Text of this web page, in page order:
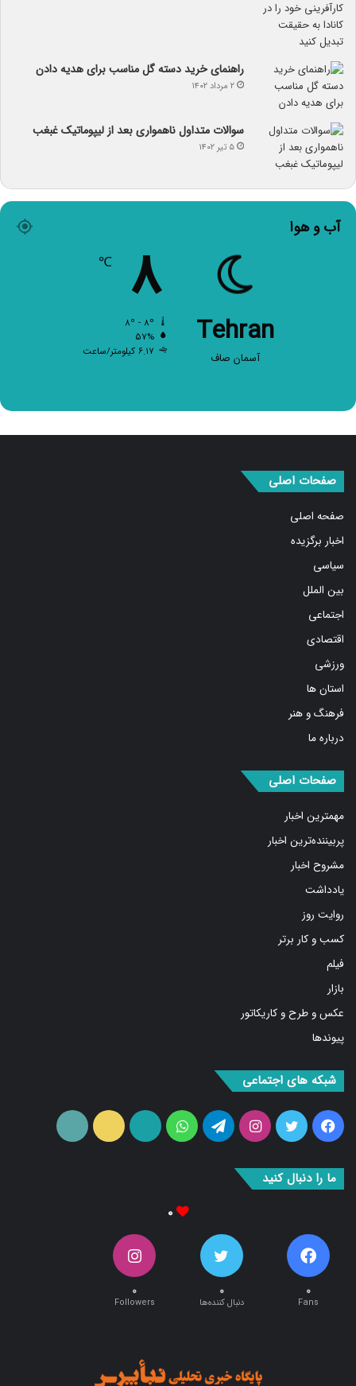
راهنمای خرید دسته گل مناسب برای هدیه دادن
۲ مرداد ۱۴۰۲
سوالات متداول ناهمواری بعد از لیپوماتیک غبغب
۵ تیر ۱۴۰۲
آب و هوا
Tehran
آسمان صاف
۸ ℃
۵۷%
۶.۱۷ کیلومتر/ساعت
صفحات اصلی
صفحه اصلی
اخبار برگزیده
سیاسی
بین الملل
اجتماعی
اقتصادی
ورزشی
استان ها
فرهنگ و هنر
درباره ما
صفحات اصلی
مهمترین اخبار
پربیننده‌ترین اخبار
مشروح اخبار
یادداشت
روایت روز
کسب و کار برتر
فیلم
بازار
عکس و طرح و کاریکاتور
پیوندها
شبکه های اجتماعی
فیس
توییتر اینستاگرامتلگرام واتس
آپارات ایتا
ما را دنبال کنید
۰
۰
Fans
۰
دنبال کننده‌ها
۰
Followers